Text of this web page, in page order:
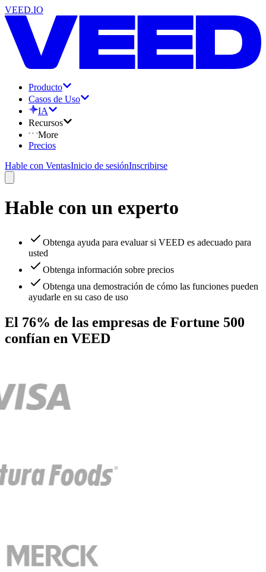
VEED.IO
Producto
Casos de Uso
IA
Recursos
More
Precios
Hable con VentasInicio de sesiónInscribirse
Hable con un experto
Obtenga ayuda para evaluar si VEED es adecuado para
usted
Obtenga información sobre precios
Obtenga una demostración de cómo las funciones pueden
ayudarle en su caso de uso
El 76% de las empresas de Fortune 500
confían en VEED